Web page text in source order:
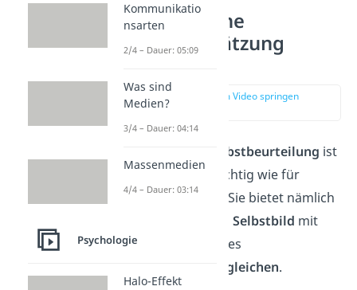
Warum ist eine
Selbsteinschätzung
zur Stelle im Video springen
realistische Selbstbeurteilung ist
für dich genauso wichtig wie für
deinen Arbeitgeber. Sie bietet nämlich
Selbstbild mit
demFremdbild
deines
vergleichen.
Kommunikatio
nsarten
2/4 – Dauer: 05:09
Was sind
Medien?
3/4 – Dauer: 04:14
Massenmedien
4/4 – Dauer: 03:14
Psychologie
Halo-Effekt